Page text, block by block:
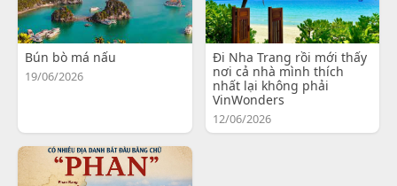
Bún bò má nấu
19/06/2026
Đi Nha Trang rồi mới thấy
nơi cả nhà mình thích
nhất lại không phải
VinWonders
12/06/2026